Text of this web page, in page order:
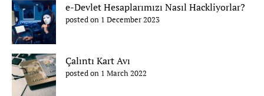
e-Devlet Hesaplarımızı Nasıl Hackliyorlar?
posted on 1 December 2023
Çalıntı Kart Avı
posted on 1 March 2022